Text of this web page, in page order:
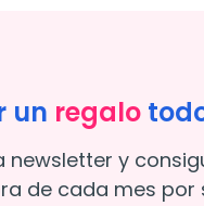
un regalo
newsletter y
de cada mes por